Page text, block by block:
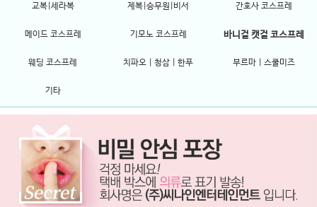
교복|세라복 제복|승무원|비서 간호사 코스프레
메이드 코스프레 기모노 코스프레 바니걸 캣걸 코스프레
웨딩 코스프레 치파오 | 청삼 | 한푸 부르마 | 스쿨미즈
기타